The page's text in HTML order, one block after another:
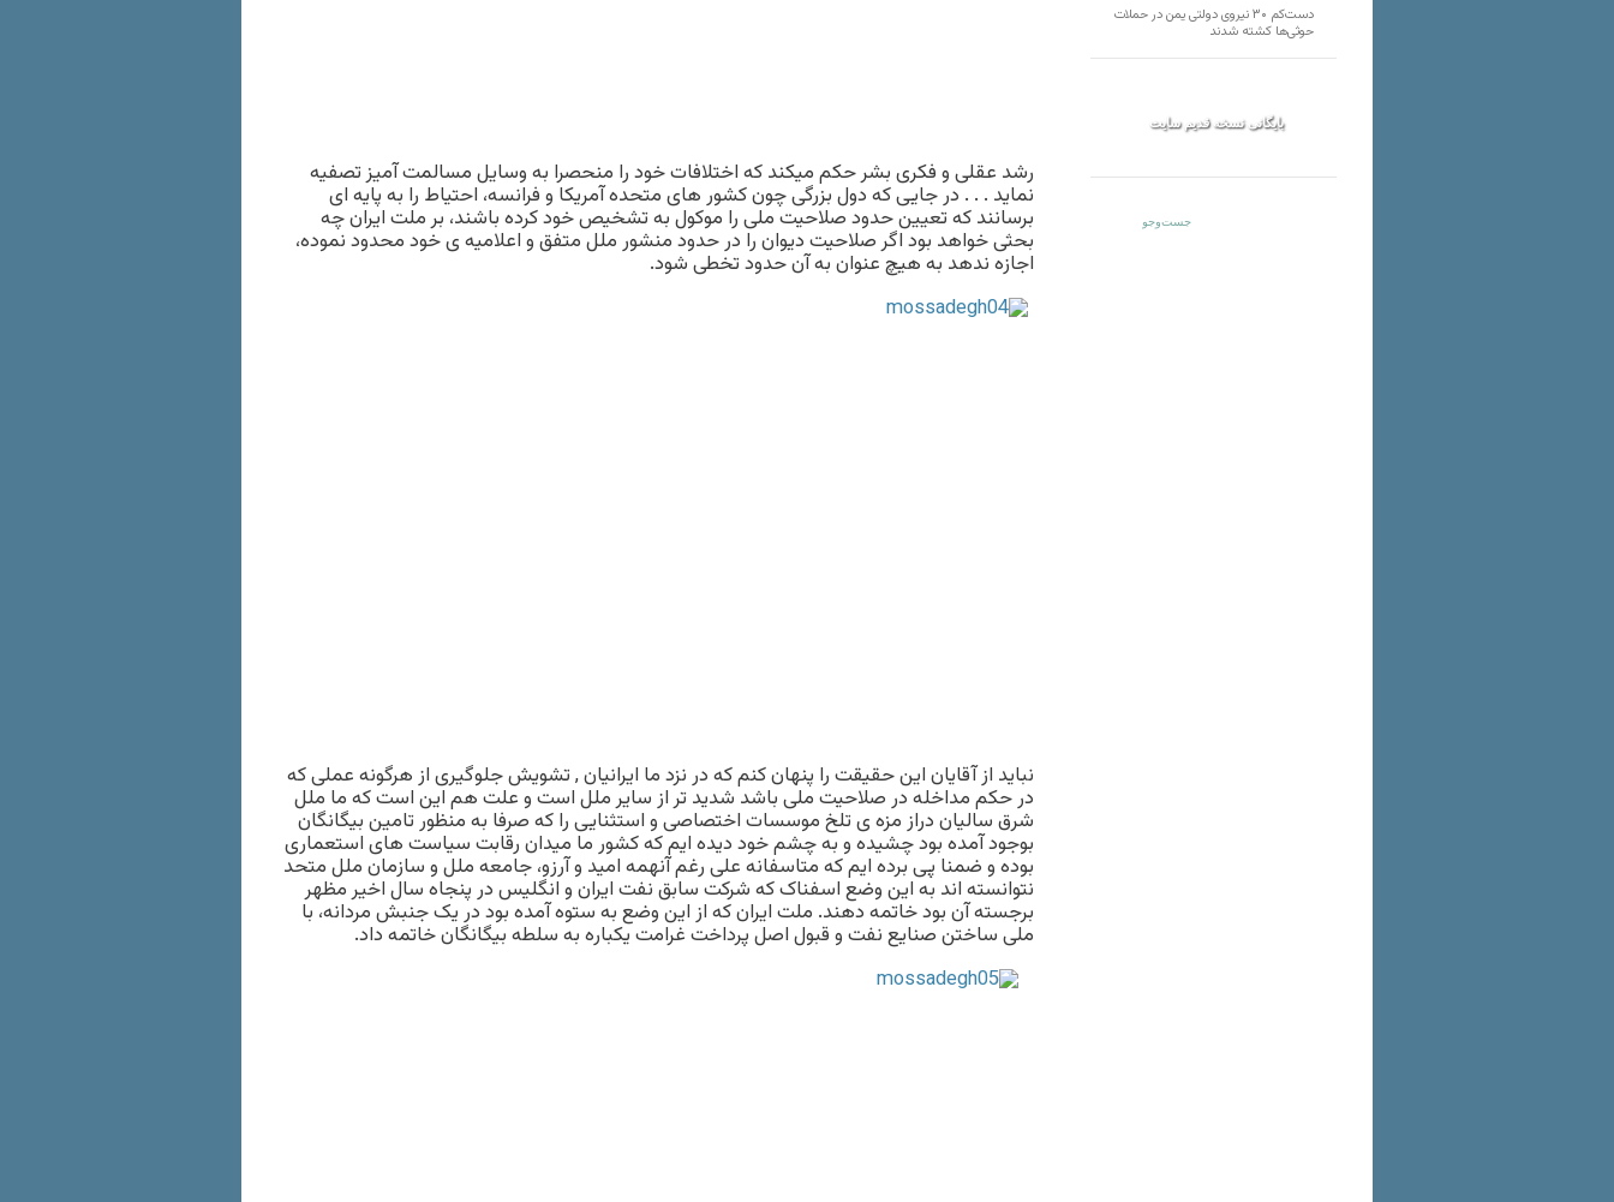
رشد عقلی و فکری بشر حکم میکند که اختلافات خود را منحصرا به وسایل مسالمت آمیز تصفیه
نماید . . . در جایی که دول بزرگی چون کشور های متحده آمریکا و فرانسه، احتیاط را به پایه ای
برسانند که تعیین حدود صلاحیت ملی را موکول به تشخیص خود کرده باشند، بر ملت ایران چه
بحثی خواهد بود اگر صلاحیت دیوان را در حدود منشور ملل متفق و اعلامیه ی خود محدود نموده،
اجازه ندهد به هیچ عنوان به آن حدود تخطی شود.
نباید از آقایان این حقیقت را پنهان کنم که در نزد ما ایرانیان , تشویش جلوگیری از هرگونه عملی که
در حکم مداخله در صلاحیت ملی باشد شدید تر از سایر ملل است و علت هم این است که ما ملل
شرق سالیان دراز مزه ی تلخ موسسات اختصاصی و استثنایی را که صرفا به منظور تامین بیگانگان
بوجود آمده بود چشیده و به چشم خود دیده ایم که کشور ما میدان رقابت سیاست های استعماری
بوده و ضمنا پی برده ایم که متاسفانه علی رغم آنهمه امید و آرزو، جامعه ملل و سازمان ملل متحد
نتوانسته اند به این وضع اسفناک که شرکت سابق نفت ایران و انگلیس در پنجاه سال اخیر مظهر
برجسته آن بود خاتمه دهند. ملت ایران که از این وضع به ستوه آمده بود در یک جنبش مردانه، با
ملی ساختن صنایع نفت و قبول اصل پرداخت غرامت یکباره به سلطه بیگانگان خاتمه داد.
دست‌کم ۳۰ نیروی دولتی یمن در حملات
حوثی‌ها کشته شدند
بایگانی نسخه قدیم سایت